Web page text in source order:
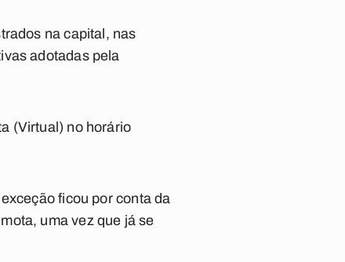
na capital, nas
adotadas pela
(Virtual) no horário
ficou por conta da
uma vez que já se